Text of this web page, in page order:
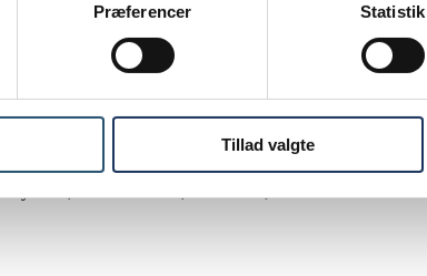
Præferencer Statistik
Tillad valgte
vandrørsbrud
præcise fejl, men at afgrænse skaden. Start med
ved køkken, bad eller teknikskab.
strømmen i det berørte område, hvis det kan ske